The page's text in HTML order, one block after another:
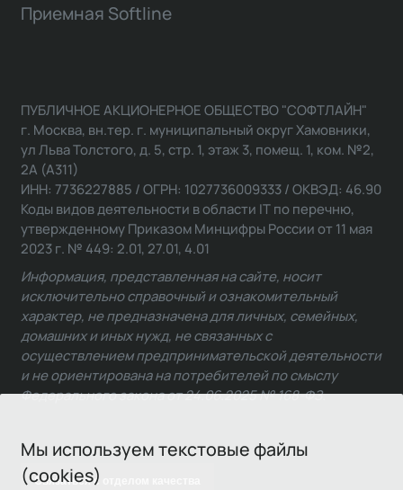
Мы используем текстовые файлы
(cookies)
Приемная Softline
Связаться с отделом качества
ПУБЛИЧНОЕ АКЦИОНЕРНОЕ ОБЩЕСТВО "СОФТЛАЙН"
г. Москва, вн.тер. г. муниципальный округ Хамовники,
ул Льва Толстого, д. 5, стр. 1, этаж 3, помещ. 1, ком. №2,
2А (А311)
ИНН: 7736227885 / ОГРН: 1027736009333 / ОКВЭД: 46.90
Коды видов деятельности в области IT по перечню,
утвержденному Приказом Минцифры России от 11 мая
2023 г. № 449: 2.01, 27.01, 4.01
Информация, представленная на сайте, носит
исключительно справочный и ознакомительный
характер, не предназначена для личных, семейных,
домашних и иных нужд, не связанных с
осуществлением предпринимательской деятельности
и не ориентирована на потребителей по смыслу
Федерального закона от 24.06.2025 № 168-ФЗ.